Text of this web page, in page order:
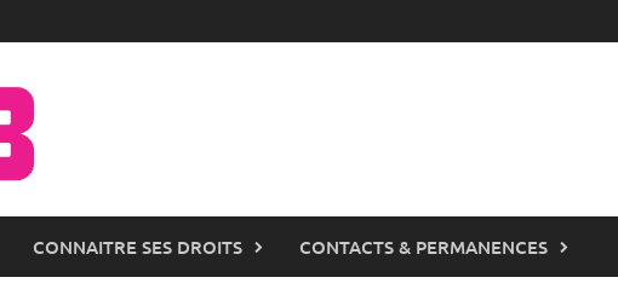
CONNAITRE SES DROITS CONTACTS & PERMANENCES